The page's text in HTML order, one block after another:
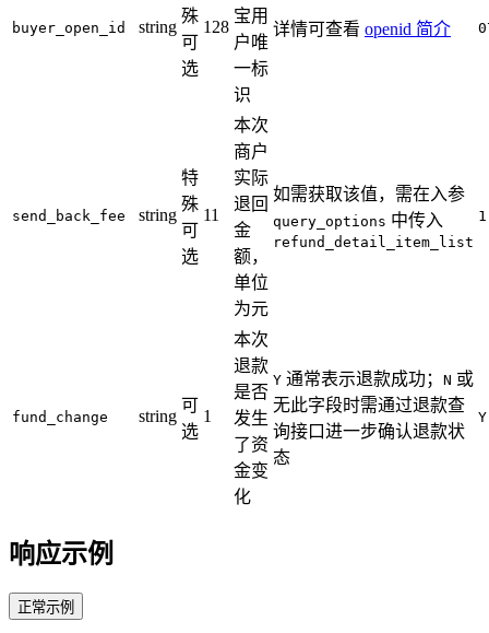
buyer_open_id string
殊
可
选
128
宝用
户唯
一标
识
详情可查看 openid 简介
send_back_fee string
特
殊
可
选
11
本次
商户
实际
退回
金
额，
单位
为元
如需获取该值，需在入参
query_options 中传入
refund_detail_item_list
fund_change string
可
选
1
本次
退款
是否
发生
了资
金变
化
Y 通常表示退款成功； N 或
无此字段时需通过退款查
询接口进一步确认退款状
态
Y
响应示例
正常示例